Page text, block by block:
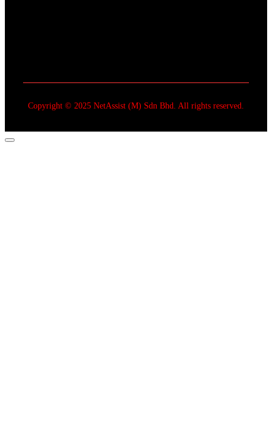
Copyright © 2025 NetAssist (M) Sdn Bhd. All rights reserved.